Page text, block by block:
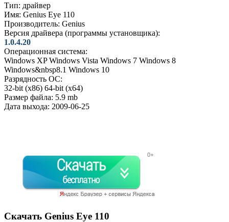
Тип: драйвер
Имя: Genius Eye 110
Производитель: Genius
Версия драйвера (программы установщика):
1.0.4.20
Операционная система:
Windows XP Windows Vista Windows 7 Windows 8
Windows&nbsp8.1 Windows 10
Разрядность ОС:
32-bit (x86) 64-bit (x64)
Размер файла: 5.9 mb
Дата выхода: 2009-06-25
Скачать Genius Eye 110